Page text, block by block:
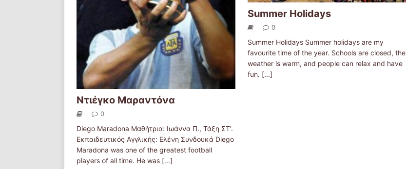
Ντιέγκο Μαραντόνα
0
Diego Maradona Μαθήτρια: Ιωάννα Π., Τάξη ΣΤ’.
Εκπαιδευτικός Αγγλικής: Ελένη Συνδουκά Diego
Maradona was one of the greatest football
players of all time. He was [...]
Summer Holidays
0
Summer Holidays Summer holidays are my
favourite time of the year. Schools are closed, the
weather is warm, and people can relax and have
fun. [...]